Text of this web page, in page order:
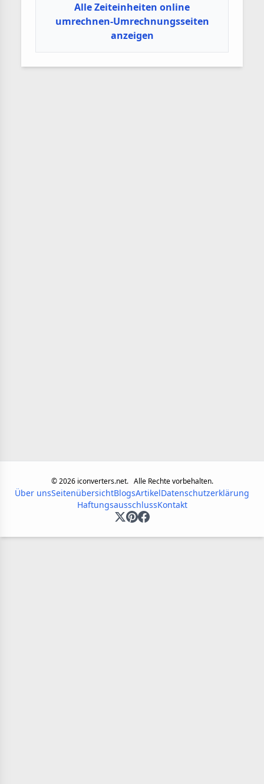
Alle Zeiteinheiten online
umrechnen-Umrechnungsseiten
anzeigen
©2026iconverters.net. Alle Rechte vorbehalten.
Über unsSeitenübersichtBlogsArtikelDatenschutzerklärung
HaftungsausschlussKontakt